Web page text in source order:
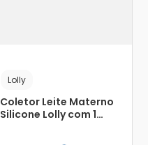
Lolly
Coletor Leite Materno
Silicone Lolly com 1